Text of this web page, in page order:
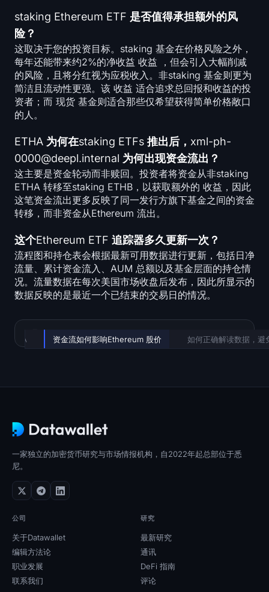
staking Ethereum ETF 是否值得承担额外的风
险？
这取决于您的投资目标。staking 基金在价格风险之外，
每年还能带来约2%的净收益 收益 ，但会引入大幅削减
的风险，且将分红视为应税收入。非staking 基金则更为
简洁且流动性更强。该 收益 适合追求总回报和收益的投
资者；而 现货 基金则适合那些仅希望获得简单价格敞口
的人。
ETHA 为何在staking ETFs 推出后，xml-ph-
0000@deepl.internal 为何出现资金流出？
这主要是资金轮动而非赎回。投资者将资金从非staking
ETHA 转移至staking ETHB，以获取额外的 收益，因此
这笔资金流出更多反映了同一发行方旗下基金之间的资金
转移，而非资金从Ethereum 流出。
这个Ethereum ETF 追踪器多久更新一次？
流程图和持仓表会根据最新可用数据进行更新，包括日净
流量、累计资金流入、AUM 总额以及基金层面的持仓情
况。流量数据在每次美国市场收盘后发布，因此所显示的
数据反映的是最近一个已结束的交易日的情况。
ETHA 资金流如何影响Ethereum 股价 如何正确解读数据，避
一家独立的加密货币研究与市场情报机构，自2022年起总部位于悉
尼。
公司
关于Datawallet
编辑方法论
职业发展
联系我们
研究
最新研究
通讯
DeFi 指南
评论